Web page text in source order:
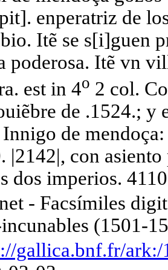
enperatriz de
Itẽ se s[i]guen
poderosa. Itẽ vn
est in 4o 2 col.
de .1524.; y
Innigo de
|2142|, con
dos imperios.
- Facsímiles
(1501-
gallica.bnf.fr/